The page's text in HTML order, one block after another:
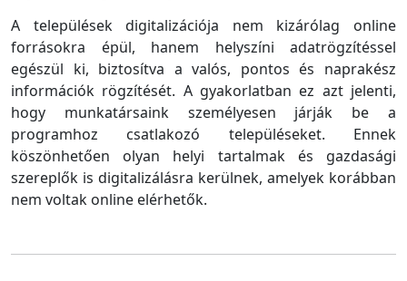
A települések digitalizációja nem kizárólag online
forrásokra épül, hanem helyszíni adatrögzítéssel
egészül ki, biztosítva a valós, pontos és naprakész
információk rögzítését. A gyakorlatban ez azt jelenti,
hogy munkatársaink személyesen járják be a
programhoz csatlakozó településeket. Ennek
köszönhetően olyan helyi tartalmak és gazdasági
szereplők is digitalizálásra kerülnek, amelyek korábban
nem voltak online elérhetők.